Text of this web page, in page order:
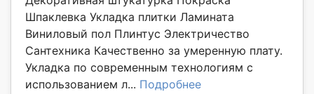
Шпаклевка Укладка плитки Ламината
Виниловый пол Плинтус Электричество
Сантехника Качественно за умеренную плату.
Укладка по современным технологиям с
использованием л... Подробнее